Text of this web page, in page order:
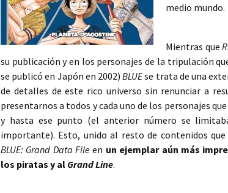
medio mundo.
Mientras que
su publicación y en los personajes de la tripulación
se publicó en Japón en 2002)BLUEse trata de una
de detalles de este rico universo sin renunciar a
presentarnos a todos y cada uno de los personajes
y hasta ese punto (el anterior número se
importante). Esto, unido al resto de contenidos
BLUE: Grand Data File en un ejemplar aún más
los piratas y al Grand Line.